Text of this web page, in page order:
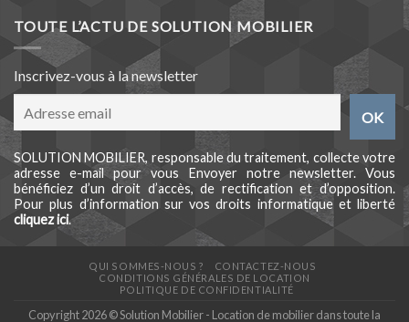
TOUTE L’ACTU DE SOLUTION MOBILIER
Inscrivez-vous à la newsletter
SOLUTION MOBILIER, responsable du traitement, collecte votre
adresse e-mail pour vous Envoyer notre newsletter. Vous
bénéficiez d’un droit d’accès, de rectification et d’opposition.
Pour plus d’information sur vos droits informatique et liberté
cliquez ici.
QUI SOMMES-NOUS ?
CONTACTEZ-NOUS
CONDITIONS GÉNÉRALES DE LOCATION
POLITIQUE DE CONFIDENTIALITÉ
Copyright 2026 © Solution Mobilier - Location de mobilier dans toute la